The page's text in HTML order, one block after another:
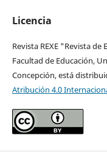
Licencia
Revista REXE "Revista
Facultad de Educación,
Concepción, está
Atribución 4.0